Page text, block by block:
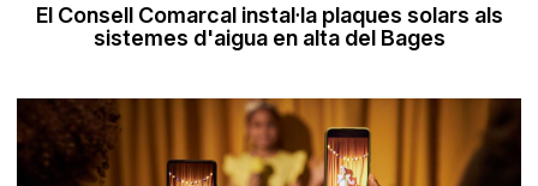
El Consell Comarcal instal·la plaques solars als
sistemes d'aigua en alta del Bages